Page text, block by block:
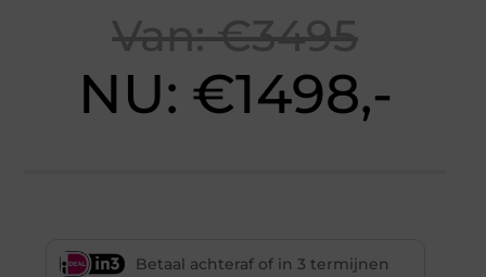
Van: €3495
NU: €1498,-
Betaal achteraf of in 3 termijnen